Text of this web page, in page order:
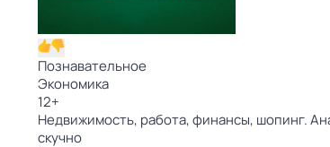
Познавательное
Экономика
12+
Недвижимость, работа, финансы, шопинг.
скучно